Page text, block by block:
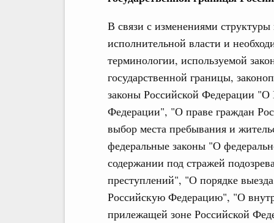
В связи с изменениями
исполнительной власти и
терминологии, используемой
государственной границы,
законы Российской Федерации "О
Федерации", "О праве граждан
выбор места пребывания и
федеральные законы "О
содержании под стражей
преступлений", "О порядке
Российскую Федерацию", "О
прилежащей зоне Российской